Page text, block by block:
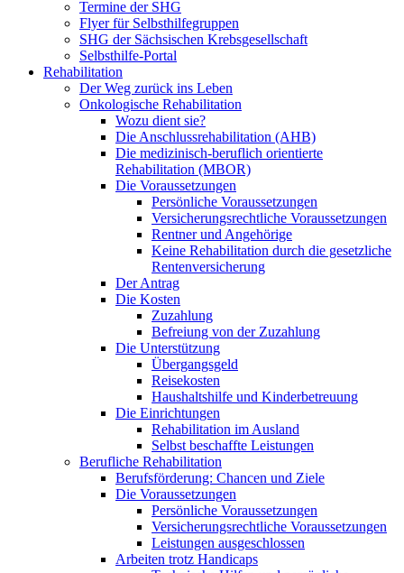
Termine der SHG
Flyer für Selbsthilfegruppen
SHG der Sächsischen Krebsgesellschaft
Selbsthilfe-Portal
Rehabilitation
Der Weg zurück ins Leben
Onkologische Rehabilitation
Wozu dient sie?
Die Anschlussrehabilitation (AHB)
Die medizinisch-beruflich orientierte
Rehabilitation (MBOR)
Die Voraussetzungen
Persönliche Voraussetzungen
Versicherungsrechtliche Voraussetzungen
Rentner und Angehörige
Keine Rehabilitation durch die gesetzliche
Rentenversicherung
Der Antrag
Die Kosten
Zuzahlung
Befreiung von der Zuzahlung
Die Unterstützung
Übergangsgeld
Reisekosten
Haushaltshilfe und Kinderbetreuung
Die Einrichtungen
Rehabilitation im Ausland
Selbst beschaffte Leistungen
Berufliche Rehabilitation
Berufsförderung: Chancen und Ziele
Die Voraussetzungen
Persönliche Voraussetzungen
Versicherungsrechtliche Voraussetzungen
Leistungen ausgeschlossen
Arbeiten trotz Handicaps